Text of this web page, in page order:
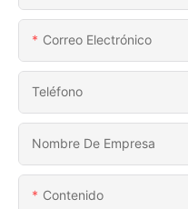
Correo Electrónico
Teléfono
Nombre De Empresa
Contenido